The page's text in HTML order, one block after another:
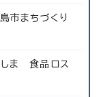
市まちづくり
ま 食品ロス